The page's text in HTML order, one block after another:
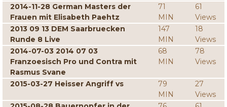
2014-11-28 German Masters der
Frauen mit Elisabeth Paehtz
71
MIN
61
Views
2013 09 13 DEM Saarbruecken
Runde 8 Live
147
MIN
18
Views
2014-07-03 2014 07 03
Franzoesisch Pro und Contra mit
Rasmus Svane
68
MIN
78
Views
2015-03-27 Heisser Angriff vs
79
MIN
27
Views